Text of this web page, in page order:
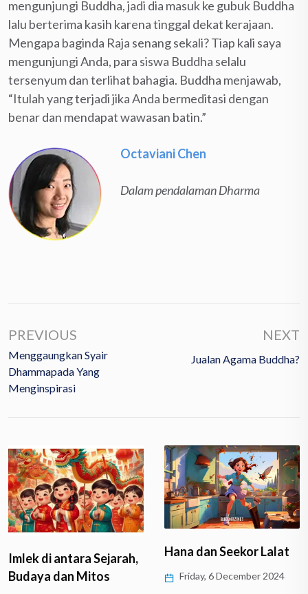
mengunjungi Buddha, jadi dia masuk ke gubuk Buddha
lalu berterima kasih karena tinggal dekat kerajaan.
Mengapa baginda Raja senang sekali? Tiap kali saya
mengunjungi Anda, para siswa Buddha selalu
tersenyum dan terlihat bahagia. Buddha menjawab,
“Itulah yang terjadi jika Anda bermeditasi dengan
benar dan mendapat wawasan batin.”
Octaviani Chen
Dalam pendalaman Dharma
PREVIOUS
Menggaungkan Syair
Dhammapada Yang
Menginspirasi
NEXT
Jualan Agama Buddha?
Imlek di antara Sejarah,
Budaya dan Mitos
Hana dan Seekor Lalat
Friday, 6 December 2024